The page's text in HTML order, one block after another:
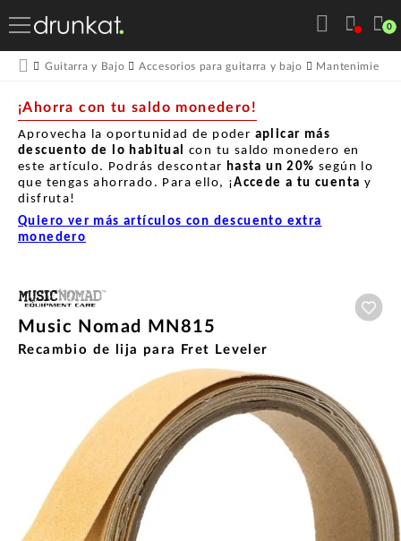
0
Guitarra y Bajo Accesorios para guitarra y bajo Mantenimiento
¡Ahorra con tu saldo monedero!
Aprovecha la oportunidad de poder aplicar más
descuento de lo habitual con tu saldo monedero en
este artículo. Podrás descontar hasta un 20% según lo
que tengas ahorrado. Para ello, ¡Accede a tu cuenta y
disfruta!
Quiero ver más artículos con descuento extra
monedero
Music Nomad MN815
Recambio de lija para Fret Leveler